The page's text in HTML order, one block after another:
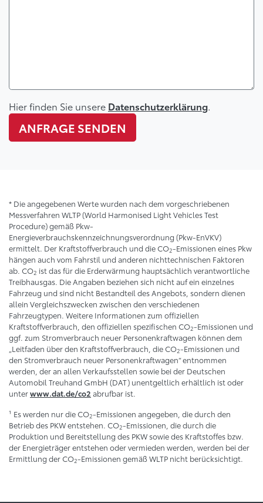
Hier finden Sie unsere Datenschutzerklärung.
ANFRAGE SENDEN
* Die angegebenen Werte wurden nach dem vorgeschriebenen
Messverfahren WLTP (World Harmonised Light Vehicles Test
Procedure) gemäß Pkw-
Energieverbrauchskennzeichnungsverordnung (Pkw-EnVKV)
ermittelt. Der Kraftstoffverbrauch und die CO2-Emissionen eines Pkw
hängen auch vom Fahrstil und anderen nichttechnischen Faktoren
ab. CO2 ist das für die Erderwärmung hauptsächlich verantwortliche
Treibhausgas. Die Angaben beziehen sich nicht auf ein einzelnes
Fahrzeug und sind nicht Bestandteil des Angebots, sondern dienen
allein Vergleichszwecken zwischen den verschiedenen
Fahrzeugtypen. Weitere Informationen zum offiziellen
Kraftstoffverbrauch, den offiziellen spezifischen CO2-Emissionen und
ggf. zum Stromverbrauch neuer Personenkraftwagen können dem
„Leitfaden über den Kraftstoffverbrauch, die CO2-Emissionen und
den Stromverbrauch neuer Personenkraftwagen“ entnommen
werden, der an allen Verkaufsstellen sowie bei der Deutschen
Automobil Treuhand GmbH (DAT) unentgeltlich erhältlich ist oder
unterwww.dat.de/co2 abrufbar ist.
¹ Es werden nur die CO2-Emissionen angegeben, die durch den
Betrieb des PKW entstehen. CO2-Emissionen, die durch die
Produktion und Bereitstellung des PKW sowie des Kraftstoffes bzw.
der Energieträger entstehen oder vermieden werden, werden bei der
Ermittlung der CO2-Emissionen gemäß WLTP nicht berücksichtigt.